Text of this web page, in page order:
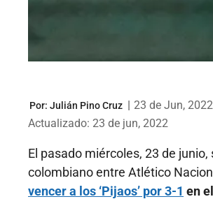
Por: Julián Pino Cruz | 23 de Jun, 2022
Actualizado: 23 de jun, 2022
El pasado miércoles, 23 de
colombiano entre Atlético
vencer a los ‘Pijaos’ por 3-1 en